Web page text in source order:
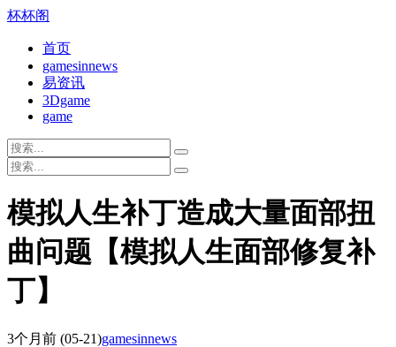
杯杯阁
首页
gamesinnews
易资讯
3Dgame
game
模拟人生补丁造成大量面部扭
曲问题【模拟人生面部修复补
丁】
3个月前 (05-21)gamesinnews